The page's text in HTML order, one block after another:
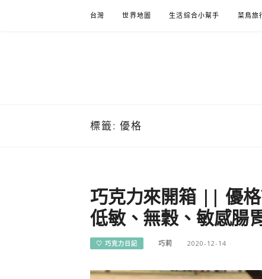
台灣 世界地圖 生活綜合小幫手 菜鳥旅
標籤: 優格
巧克力來開箱 || 優格
低敏、無穀、敏感腸
♡ 巧克力日記 巧莉 2020-12-14